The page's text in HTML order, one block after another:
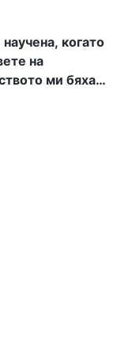
Ще искат
в бъдеще?
изпълнявам
ме помолиха
когато
на
ми бяха